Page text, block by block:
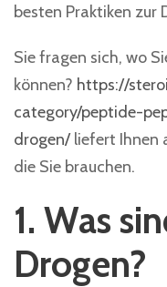
besten Praktiken zur
Sie fragen sich, wo
können? https://
category/peptide-
drogen/liefert Ihnen
die Sie brauchen.
1. Was
Drogen?